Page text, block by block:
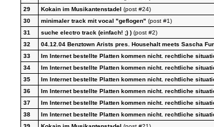
29
Kokain im Musikantenstadel (post #24)
30
minimaler track mit vocal "geflogen" (post #1)
31
suche electro track (einfach! ;) ) (post #2)
32
04.12.04 Benztown Arists pres. Househalt meets Sascha
33
Im Internet bestellte Platten kommen nicht. rechtliche
34
Im Internet bestellte Platten kommen nicht. rechtliche
35
Im Internet bestellte Platten kommen nicht. rechtliche
36
Im Internet bestellte Platten kommen nicht. rechtliche
37
Im Internet bestellte Platten kommen nicht. rechtliche
38
Im Internet bestellte Platten kommen nicht. rechtliche